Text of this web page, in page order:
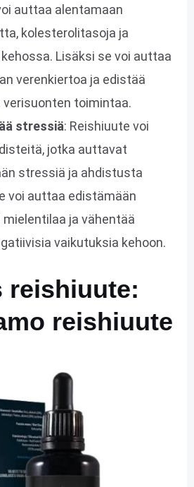
auttaa alentamaan
kolesterolitasoja ja
Lisäksi se voi auttaa
verenkiertoa ja edistää
toimintaa.
stressiä: Reishiuute voi
jotka auttavat
stressiä ja ahdistusta
voi auttaa edistämään
ja vähentää
vaikutuksia kehoon.
reishiuute:
reishiuute